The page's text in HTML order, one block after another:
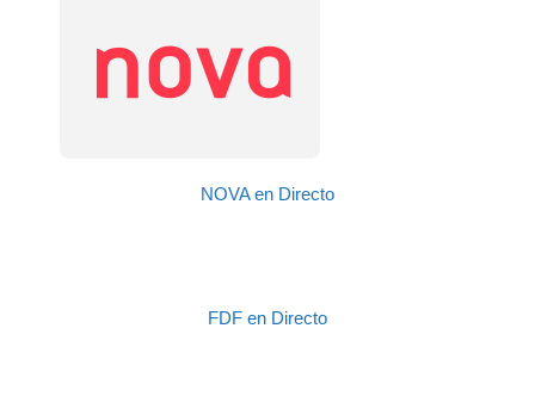
NOVA en Directo
FDF en Directo